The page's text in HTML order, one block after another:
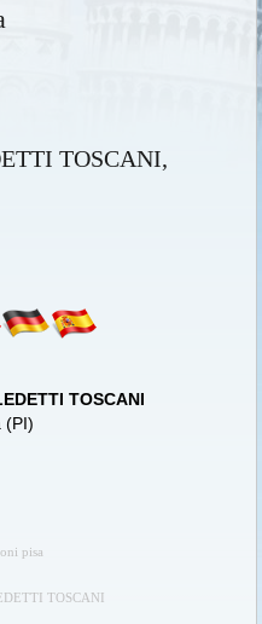
TOSCANI,
TOSCANI
(PI)
pisa
TOSCANI